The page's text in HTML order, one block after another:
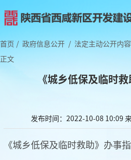
首页 / 政府信息公开 / 法定主动公开内容
正文
《城乡低保及临时
发布时间：2022-10-08 10:09
《城乡低保及临时救助》办事